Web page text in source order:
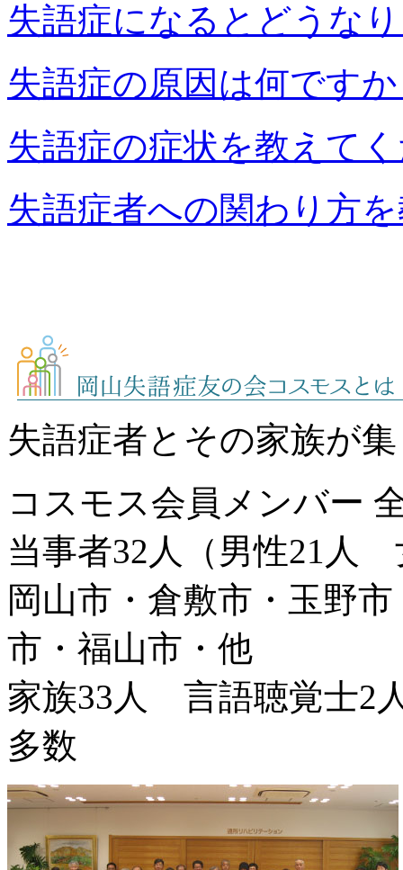
失語症になるとどうな
失語症の原因は何です
失語症の症状を教えて
失語症者への関わり方
失語症者とその家族が
コスモス会員メンバー
当事者32人（男性21人
岡山市・倉敷市・玉野
市・福山市・他
家族33人 言語聴覚士2
多数